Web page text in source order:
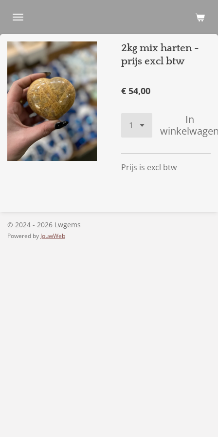
direct
naar
de
hoofdinhoud
2kg mix harten -
prijs excl btw
€ 54,00
In
Prijs is excl btw
© 2024 - 2026 Lwgems
Powered by JouwWeb